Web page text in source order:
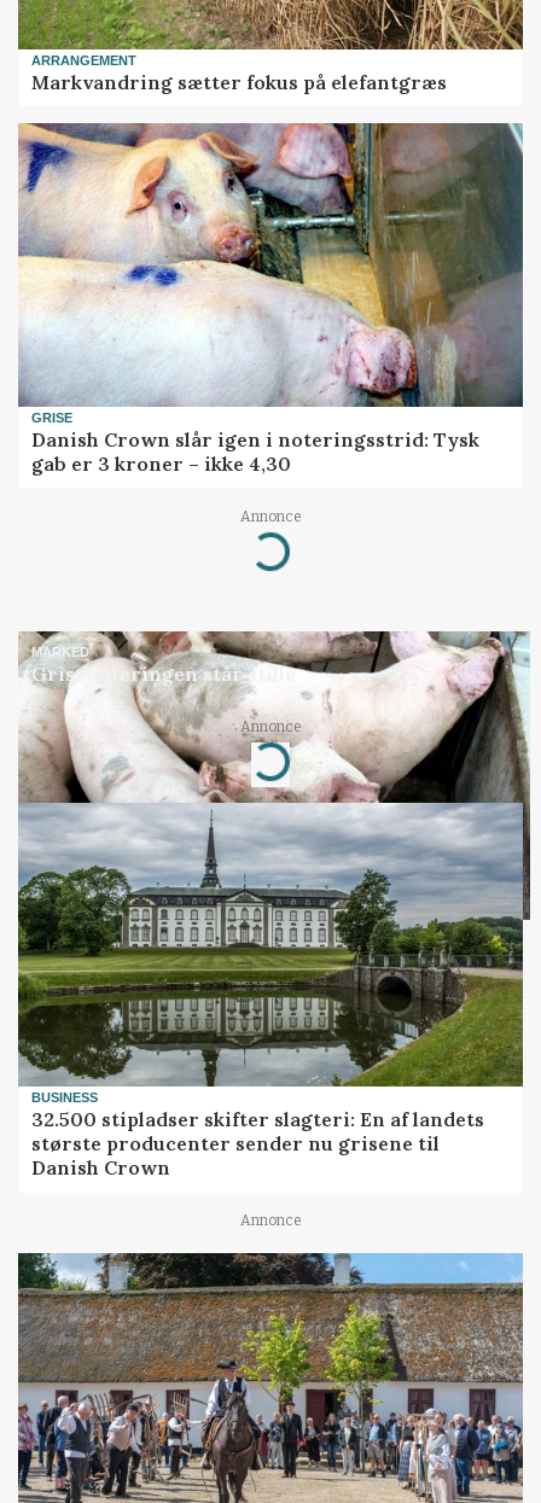
ARRANGEMENT
Markvandring sætter fokus på elefantgræs
GRISE
Danish Crown slår igen i noteringsstrid: Tysk
gab er 3 kroner – ikke 4,30
Annonce
Loading...
MARKED
Grisenoteringen står stille
Annonce
Loading...
BUSINESS
32.500 stipladser skifter slagteri: En af landets
største producenter sender nu grisene til
Danish Crown
Annonce